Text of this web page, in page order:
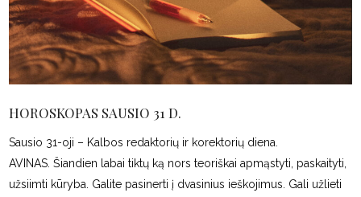
HOROSKOPAS SAUSIO 31 D.
Sausio 31-oji – Kalbos redaktorių ir korektorių diena.
AVINAS. Šiandien labai tiktų ką nors teoriškai apmąstyti, paskaityti,
užsiimti kūryba. Galite pasinerti į dvasinius ieškojimus. Gali užlieti